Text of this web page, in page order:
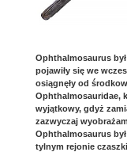
Ophthalmosaurus
pojawiły się we
osiągnęły od
Ophthalmosauridae,
wyjątkowy, gdyż
zazwyczaj
Ophthalmosaurus
tylnym rejonie